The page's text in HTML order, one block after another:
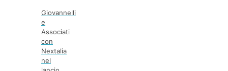
Giovannelli
e
Associati
con
Nextalia
nel